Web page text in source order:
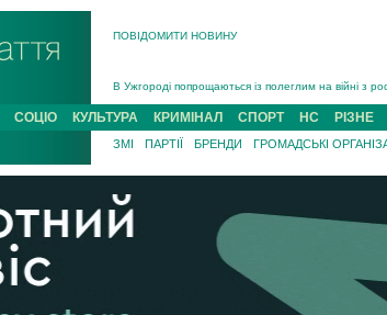
ПОВІДОМИТИ НОВИНУ
В Ужгороді попрощаються із полеглим на війні з
В Ужгороді 5 серпня попрощаються із
Підтвердили загибель захисника із Нанкова на
На війні з рф поліг військовий з Виноградова
На Хустщині внаслідок ДТП за участі трьох авто
Інструктора районного ТЦК на Закарпатті
СОЦІО КУЛЬТУРА КРИМІНАЛ СПОРТ НС РІЗНЕ
ЗМІ ПАРТІЇ БРЕНДИ ГРОМАДСЬКІ